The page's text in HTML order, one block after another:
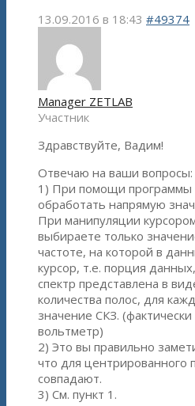
13.09.2016 в 18:43 #49374
Manager ZETLAB
Участник
Здравствуйте, Вадим!
Отвечаю на ваши вопросы:
1) При помощи программы
обработать напрямую
При манипуляции
выбираете только
частоте, на которой в
курсор, т.е. порция
спектр представлена в
количества полос, для
значение СКЗ.
вольтметр)
2) Это вы правильно
что для центрированного
совпадают.
3) См. пункт 1.